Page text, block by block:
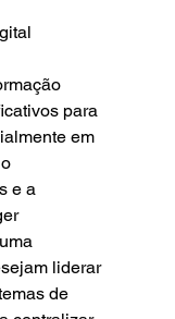
para
em
e a
liderar
de